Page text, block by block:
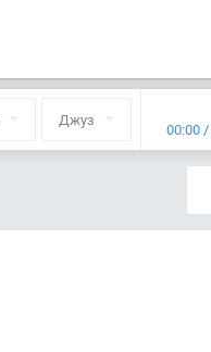
Джуз 00:00 /